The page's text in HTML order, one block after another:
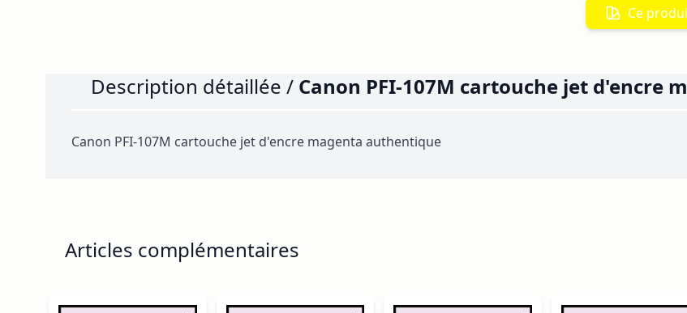
Ce
Description détaillée / Canon PFI-107M cartouche jet d'encre
Canon PFI-107M cartouche jet d'encre magenta authentique
Articles complémentaires
Navigating through the elements of the carousel is possible using the tab key. You can skip the
Press to skip carousel